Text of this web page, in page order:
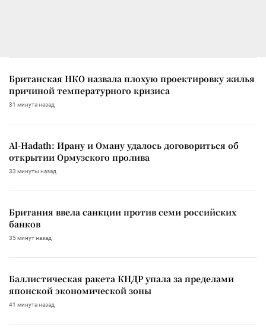
Британская НКО назвала плохую проектировку жилья
причиной температурного кризиса
31 минута назад
Al-Hadath: Ирану и Оману удалось договориться об
открытии Ормузского пролива
33 минуты назад
Британия ввела санкции против семи российских
банков
35 минут назад
Баллистическая ракета КНДР упала за пределами
японской экономической зоны
41 минута назад